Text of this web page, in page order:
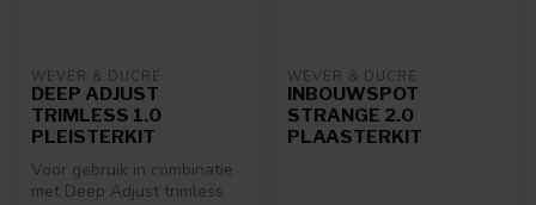
WEVER & DUCRÉ
DEEP ADJUST
TRIMLESS 1.0
PLEISTERKIT
Voor gebruik in combinatie
met Deep Adjust trimless
WEVER & DUCRÉ
INBOUWSPOT
STRANGE 2.0
PLAASTERKIT